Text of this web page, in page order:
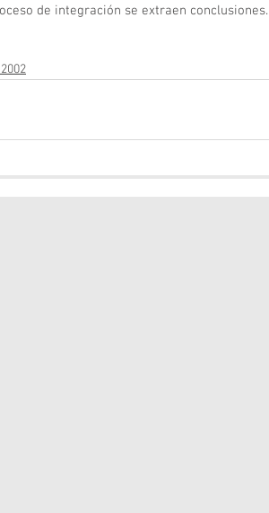
de integración se extraen conclusiones.